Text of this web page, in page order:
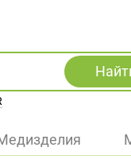
Избранное